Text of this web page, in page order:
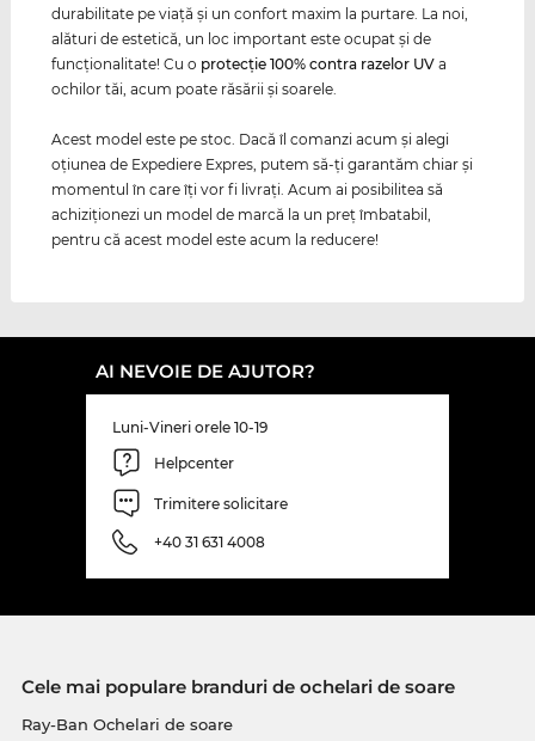
durabilitate pe viaţă şi un confort maxim la purtare. La noi,
alături de estetică, un loc important este ocupat şi de
funcţionalitate! Cu o protecţie 100% contra razelor UV a
ochilor tăi, acum poate răsării şi soarele.
Acest model este pe stoc. Dacă îl comanzi acum şi alegi
oţiunea de Expediere Expres, putem să-ţi garantăm chiar şi
momentul în care îţi vor fi livraţi. Acum ai posibilitea să
achiziţionezi un model de marcă la un preţ îmbatabil,
pentru că acest model este acum la reducere!
AI NEVOIE DE AJUTOR?
Luni-Vineri orele 10-19
Helpcenter
Trimitere solicitare
+40 31 631 4008
Cele mai populare branduri de ochelari de soare
Ray-Ban Ochelari de soare